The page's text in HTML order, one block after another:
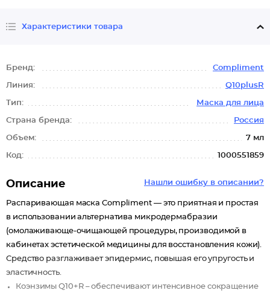
Характеристики товара
Бренд: Compliment
Линия: Q10plusR
Тип: Маска для лица
Страна бренда: Россия
Объем: 7 мл
Код: 1000551859
Нашли ошибку в описании?
Описание
Распаривающая маска Compliment — это приятная и простая
в использовании альтернатива микродермабразии
(омолаживающе-очищающей процедуры, производимой в
кабинетах эстетической медицины для восстановления кожи).
Средство разглаживает эпидермис, повышая его упругость и
эластичность.
Коэнзимы Q10+R – обеспечивают интенсивное сокращение